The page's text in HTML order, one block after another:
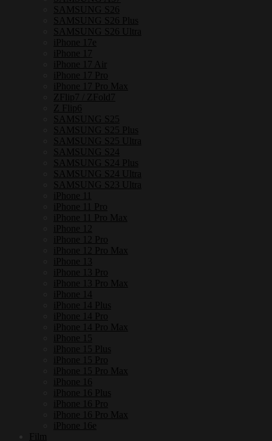
SAMSUNG S26
SAMSUNG S26 Plus
SAMSUNG S26 Ultra
iPhone 17e
iPhone 17
iPhone 17 Air
iPhone 17 Pro
iPhone 17 Pro Max
ZFlip7 / ZFold7
Z Flip6
SAMSUNG S25
SAMSUNG S25 Plus
SAMSUNG S25 Ultra
SAMSUNG S24
SAMSUNG S24 Plus
SAMSUNG S24 Ultra
SAMSUNG S23 Ultra
iPhone 11
iPhone 11 Pro
iPhone 11 Pro Max
iPhone 12
iPhone 12 Pro
iPhone 12 Pro Max
iPhone 13
iPhone 13 Pro
iPhone 13 Pro Max
iPhone 14
iPhone 14 Plus
iPhone 14 Pro
iPhone 14 Pro Max
iPhone 15
iPhone 15 Plus
iPhone 15 Pro
iPhone 15 Pro Max
iPhone 16
iPhone 16 Plus
iPhone 16 Pro
iPhone 16 Pro Max
iPhone 16e
Film